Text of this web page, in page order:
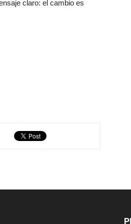
claro: el cambio es